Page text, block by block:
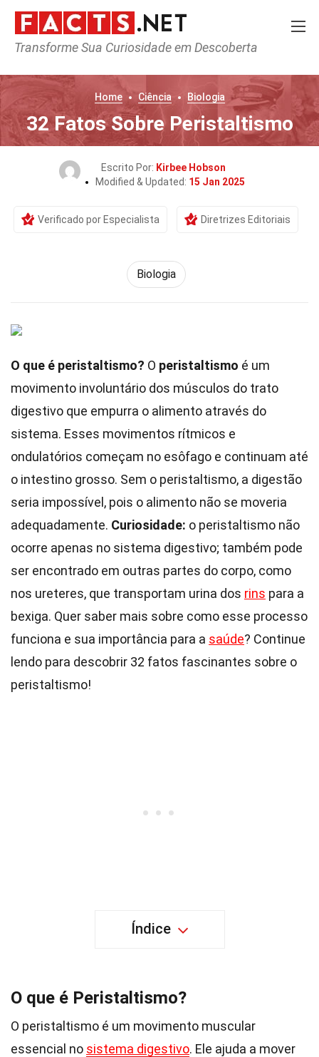
Transforme Sua Curiosidade em Descoberta
Home Ciência Biologia
32 Fatos Sobre Peristaltismo
Escrito Por: Kirbee Hobson
Modified & Updated: 15 Jan 2025
Verificado por Especialista Diretrizes Editoriais
Biologia
O que é peristaltismo? O peristaltismo é um
movimento involuntário dos músculos do trato
digestivo que empurra o alimento através do
sistema. Esses movimentos rítmicos e
ondulatórios começam no esôfago e continuam até
o intestino grosso. Sem o peristaltismo, a digestão
seria impossível, pois o alimento não se moveria
adequadamente. Curiosidade: o peristaltismo não
ocorre apenas no sistema digestivo; também pode
ser encontrado em outras partes do corpo, como
nos ureteres, que transportam urina dos rins para a
bexiga. Quer saber mais sobre como esse processo
funciona e sua importância para a saúde? Continue
lendo para descobrir 32 fatos fascinantes sobre o
peristaltismo!
Índice
O que é Peristaltismo?
O peristaltismo é um movimento muscular
essencial no sistema digestivo. Ele ajuda a mover